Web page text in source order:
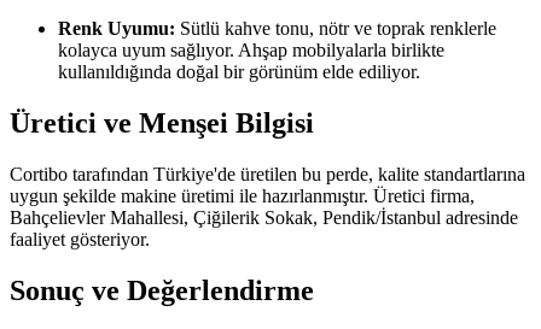
Renk Uyumu: Sütlü kahve tonu, nötr ve toprak renklerle
kolayca uyum sağlıyor. Ahşap mobilyalarla birlikte
kullanıldığında doğal bir görünüm elde ediliyor.
Üretici ve Menşei Bilgisi
Cortibo tarafından Türkiye'de üretilen bu perde, kalite standartlarına
uygun şekilde makine üretimi ile hazırlanmıştır. Üretici firma,
Bahçelievler Mahallesi, Çiğilerik Sokak, Pendik/İstanbul adresinde
faaliyet gösteriyor.
Sonuç ve Değerlendirme